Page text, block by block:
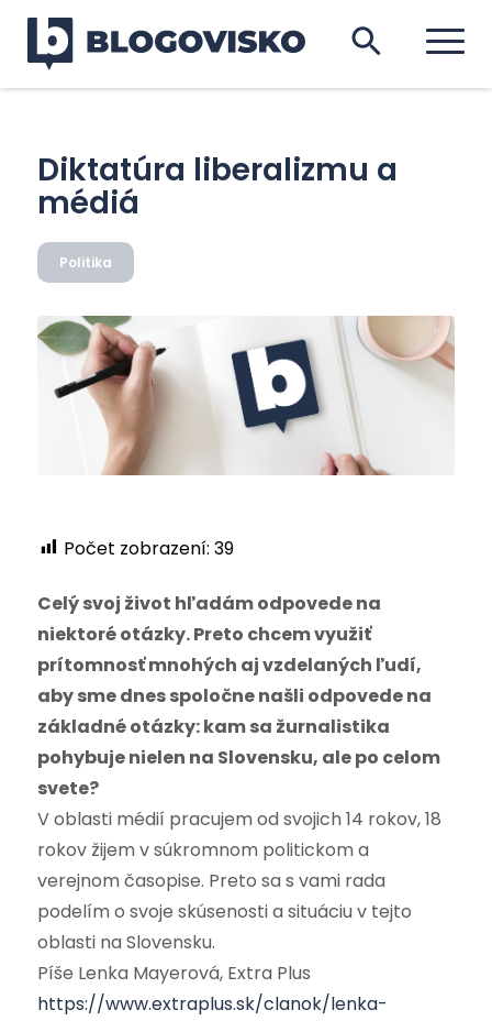
Diktatúra liberalizmu a
médiá
Politika
Počet zobrazení: 39
Celý svoj život hľadám odpovede na
niektoré otázky. Preto chcem využiť
prítomnosť mnohých aj vzdelaných ľudí,
aby sme dnes spoločne našli odpovede na
základné otázky: kam sa žurnalistika
pohybuje nielen na Slovensku, ale po celom
svete?
V oblasti médií pracujem od svojich 14 rokov, 18
rokov žijem v súkromnom politickom a
verejnom časopise. Preto sa s vami rada
podelím o svoje skúsenosti a situáciu v tejto
oblasti na Slovensku.
Píše Lenka Mayerová, Extra Plus
https://www.extraplus.sk/clanok/lenka-